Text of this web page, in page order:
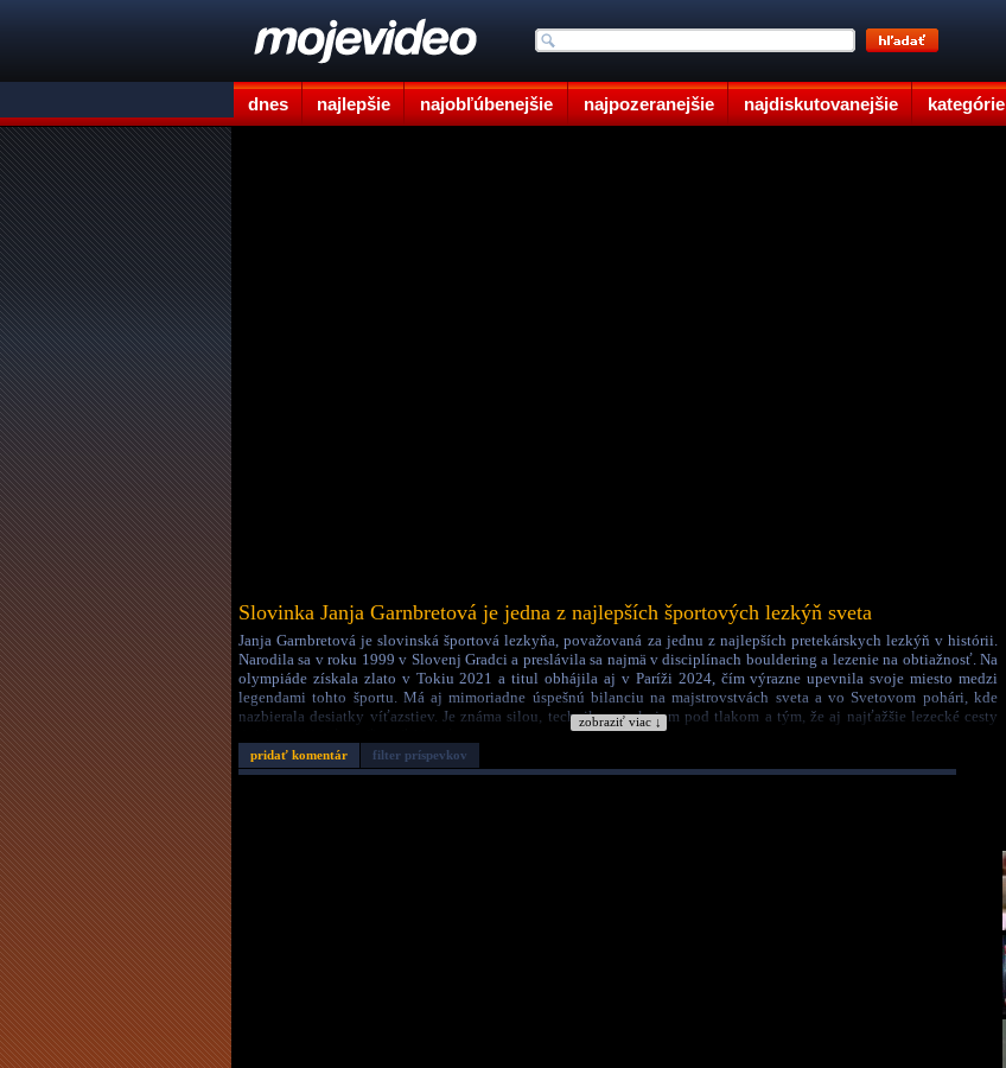
dnes najlepšie najobľúbenejšie najpozeranejšie najdiskutovanejšie kategórie
Slovinka Janja Garnbretová je jedna z najlepších športových lezkýň sveta
Janja Garnbretová je slovinská športová lezkyňa, považovaná za jednu z najlepších pretekárskych lezkýň v histórii.
Narodila sa v roku 1999 v Slovenj Gradci a preslávila sa najmä v disciplínach bouldering a lezenie na obtiažnosť. Na
olympiáde získala zlato v Tokiu 2021 a titul obhájila aj v Paríži 2024, čím výrazne upevnila svoje miesto medzi
legendami tohto športu. Má aj mimoriadne úspešnú bilanciu na majstrovstvách sveta a vo Svetovom pohári, kde
nazbierala desiatky víťazstiev. Je známa silou, technikou, pokojom pod tlakom a tým, že aj najťažšie lezecké cesty
Dátum:
27.6.26 16:23
Autor:godzilla
Kategória:Športy
zobraziť viac ↓
pridať komentár filter príspevkov